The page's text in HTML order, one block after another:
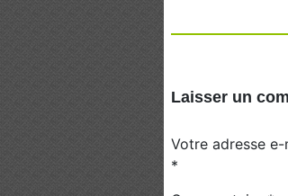
Laisser un
Votre adresse
*